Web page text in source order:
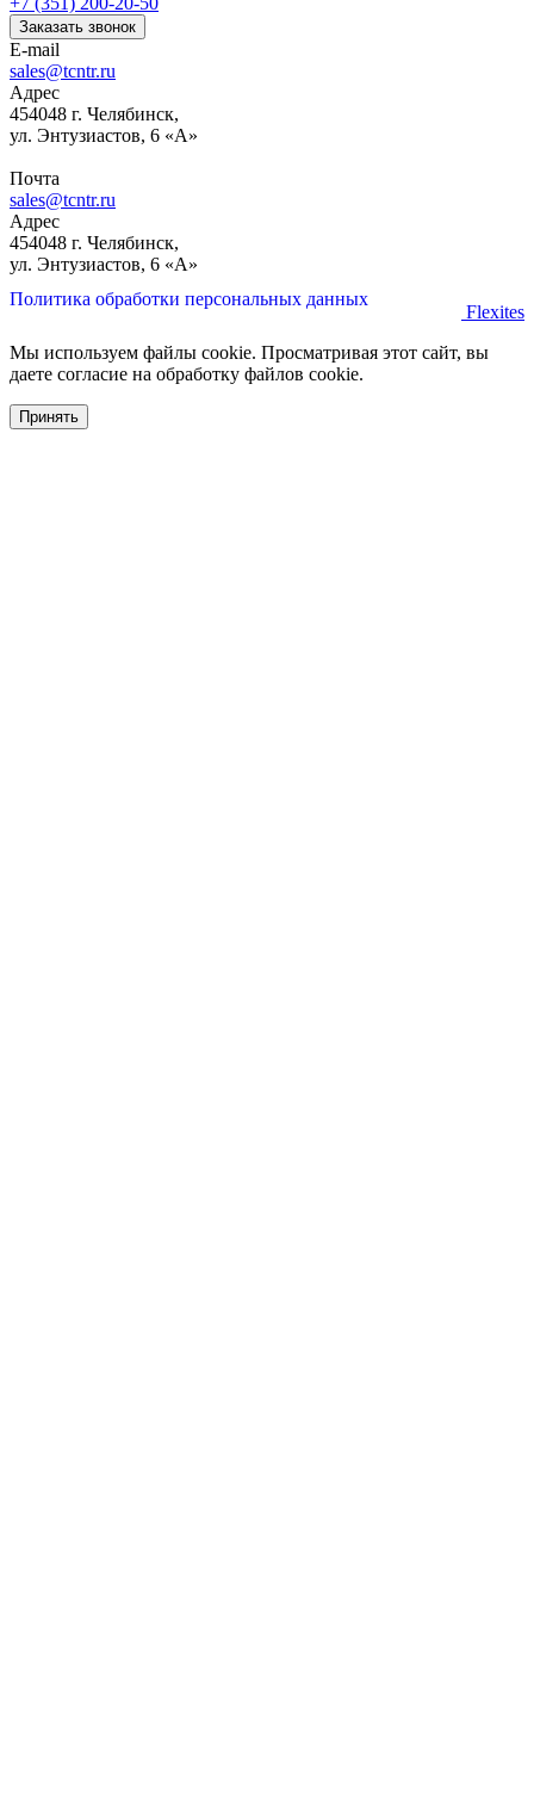
Заказать звонок
E-mail
sales@tcntr.ru
Адрес
454048 г. Челябинск,
ул. Энтузиастов, 6 «А»
Почта
sales@tcntr.ru
Адрес
454048 г. Челябинск,
ул. Энтузиастов, 6 «А»
Политика обработки персональных данных
Flexites
Мы используем файлы cookie. Просматривая этот сайт, вы
даете согласие на обработку файлов cookie.
Принять